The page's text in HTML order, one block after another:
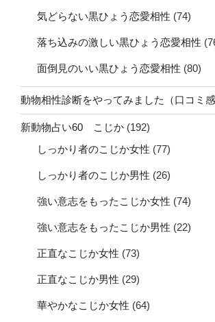
気どらない黒ひょう恋愛相性 (74)
落ち込みの激しい黒ひょう恋愛相性
面倒見のいい黒ひょう恋愛相性 (80)
動物相性診断をやってみました（口コミ感
新動物占い60 こじか (192)
しっかり者のこじか女性 (77)
しっかり者のこじか男性 (26)
強い意志をもったこじか女性 (74)
強い意志をもったこじか男性 (22)
正直なこじか女性 (73)
正直なこじか男性 (29)
華やかなこじか女性 (64)